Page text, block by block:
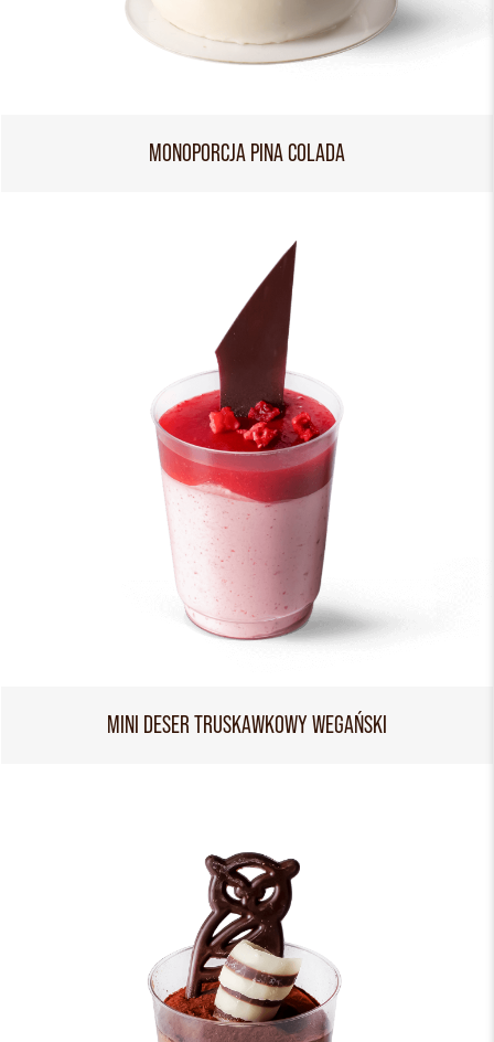
MONOPORCJA PINA COLADA
MINI DESER TRUSKAWKOWY WEGAŃSKI